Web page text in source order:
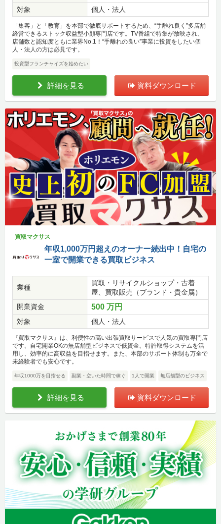
対象 個人・法人
「集客」と「教育」を本部で徹底サポートするため、“手離れ良く”多店舗
経営できるストック収益型小顔専門店です。TV番組で特集が放映され、
店舗数と認知度ともに業界No.1！“手離れの良い”事業に投資をしたい個
人・法人の方は必見です。
投資型フランチャイズを始めたい
詳細を見る 資料ダウンロード
買取マクサス
年収1,000万円超えのオーナー続出中！自宅の
一室で開業できる買取ビジネス
業種
買取・リサイクルショップ・古着
屋、買取販売（ブランド・貴金属）
開業資金
500 万円
対象 個人・法人
『買取マクサス』は、利便性の高い出張買取サービスで人気の買取専門店
です。自宅開業OKの無店舗型ビジネスで低資金。特許取得システムを活
用し、効率的に高収益を目指せます。また、本部のサポート体制も万全で
未経験者でも安心です。
年収1000万を目指せる 副業・空いた時間で稼ぐ 1人で開業 無店舗型のビジネス
詳細を見る 資料ダウンロード